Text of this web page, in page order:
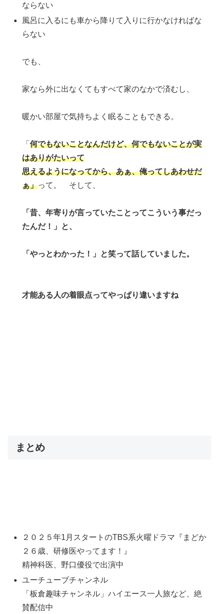
ならない
風呂に入るにも車から降りて入りに行かなければな
らない
でも、
家なら外に出なくてもすべて家のなかで済むし、
暖かい部屋で気持ちよく眠ることもできる。
「何でもないことなんだけど、何でもないことが実
はありがたいって
思えるようになってから、あぁ、俺ってしあわせだ
ぁ」って。 そして、
「昔、年寄りが言っていたことってこういう事だっ
たんだ！」と、
「やっとわかった！」と笑って話していました。
才能ある人の着眼点ってやっぱり違いますね
まとめ
２０２５年1月スタートのTBS系火曜ドラマ『まどか
２６歳、研修医やってます！』
精神科医、野口優役で出演中
ユーチューブチャンネル
「板倉趣味チャンネル」ハイエース一人旅など、絶
賛配信中